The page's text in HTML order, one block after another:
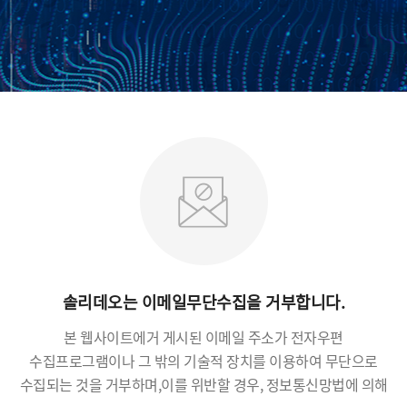
솔리데오는 이메일무단수집을 거부합니다.
본 웹사이트에거 게시된 이메일 주소가 전자우편
수집프로그램이나 그 밖의 기술적 장치를 이용하여 무단으로
수집되는 것을 거부하며,이를 위반할 경우, 정보통신망법에 의해